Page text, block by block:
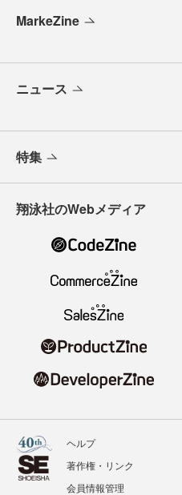
MarkeZine
ニュース
特集
翔泳社のWebメディア
ヘルプ
著作権・リンク
会員情報管理